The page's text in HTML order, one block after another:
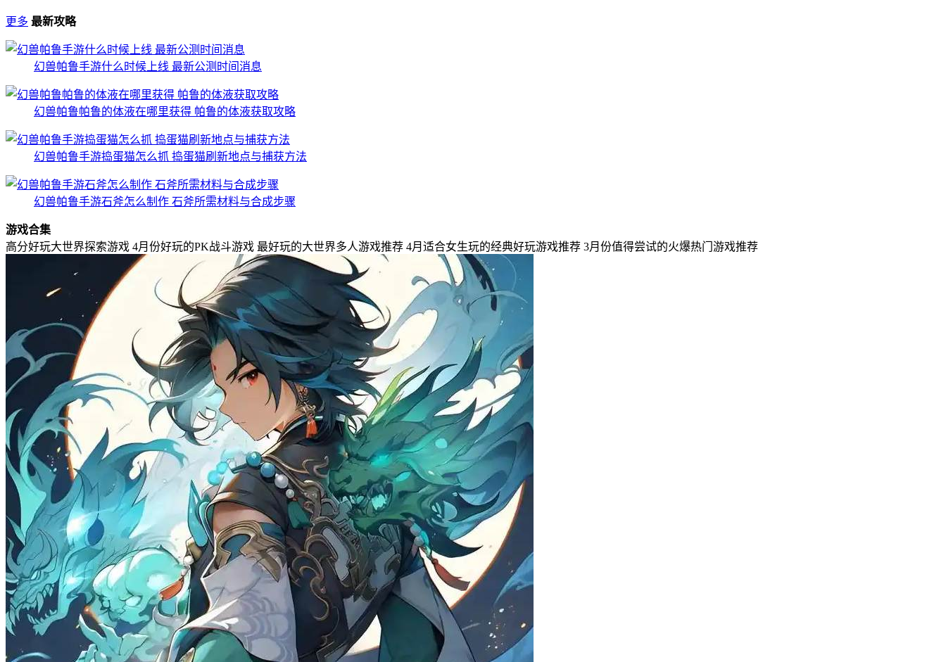
更多 最新攻略
幻兽帕鲁手游什么时候上线 最新公测时间消息
幻兽帕鲁帕鲁的体液在哪里获得 帕鲁的体液获取攻略
幻兽帕鲁手游捣蛋猫怎么抓 捣蛋猫刷新地点与捕获方法
幻兽帕鲁手游石斧怎么制作 石斧所需材料与合成步骤
游戏合集
高分好玩大世界探索游戏 4月份好玩的PK战斗游戏 最好玩的大世界多人游戏推荐 4月适合女生玩的经典好玩游戏推荐 3月份值得尝试的火爆热门游戏推荐